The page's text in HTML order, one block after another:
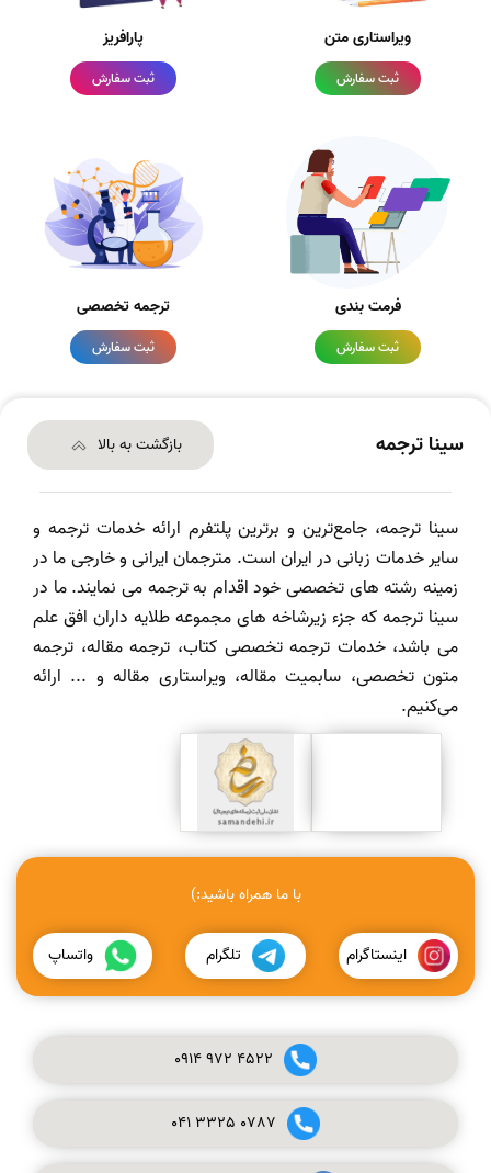
ویراستاری متن
ثبت سفارش
پارافریز
ثبت سفارش
فرمت بندی
ثبت سفارش
ترجمه تخصصی
ثبت سفارش
سینا ترجمه بازگشت به بالا
سینا ترجمه، جامع‌ترین و برترین پلتفرم ارائه خدمات ترجمه و
سایر خدمات زبانی در ایران است. مترجمان ایرانی و خارجی ما در
زمینه رشته های تخصصی خود اقدام به ترجمه می نمایند. ما در
سینا ترجمه که جزء زیرشاخه های مجموعه طلایه داران افق علم
می باشد، خدمات ترجمه تخصصی کتاب، ترجمه مقاله، ترجمه
متون تخصصی، سابمیت مقاله، ویراستاری مقاله و ... ارائه
می‌کنیم.
با ما همراه باشید:)
اینستاگرام تلگرام واتساپ
0914972 4522
041 3325 0787